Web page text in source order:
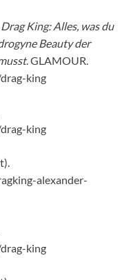
Drag King: Alles, was du
Beauty der
. GLAMOUR.
king
king
alexander-
king